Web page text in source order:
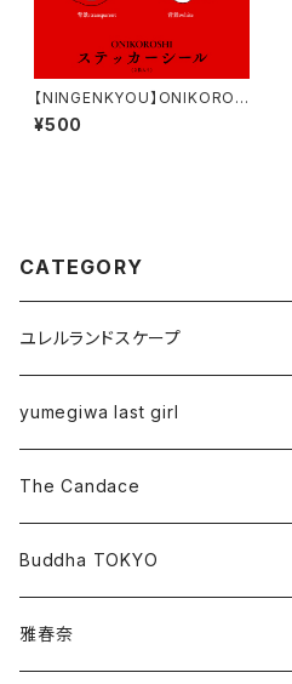
【NINGENKYOU】ONIKOROS
HI ステッカーシール(2枚入り)
¥500
CATEGORY
ユレルランドスケープ
yumegiwa last girl
The Candace
Buddha TOKYO
雅春奈